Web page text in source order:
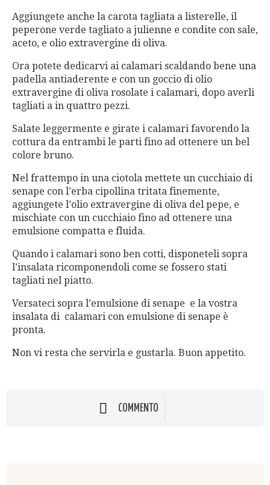
Aggiungete anche la carota tagliata a listerelle, il
peperone verde tagliato a julienne e condite con sale,
aceto, e olio extravergine di oliva.
Ora potete dedicarvi ai calamari scaldando bene una
padella antiaderente e con un goccio di olio
extravergine di oliva rosolate i calamari, dopo averli
tagliati a in quattro pezzi.
Salate leggermente e girate i calamari favorendo la
cottura da entrambi le parti fino ad ottenere un bel
colore bruno.
Nel frattempo in una ciotola mettete un cucchiaio di
senape con l’erba cipollina tritata finemente,
aggiungete l’olio extravergine di oliva del pepe, e
mischiate con un cucchiaio fino ad ottenere una
emulsione compatta e fluida.
Quando i calamari sono ben cotti, disponeteli sopra
l’insalata ricomponendoli come se fossero stati
tagliati nel piatto.
Versateci sopra l’emulsione di senape e la vostra
insalata di calamari con emulsione di senape è
pronta.
Non vi resta che servirla e gustarla. Buon appetito.
COMMENTO